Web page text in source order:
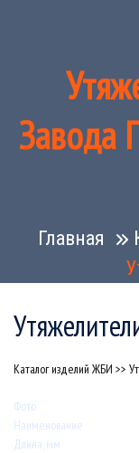
Завода
Главная
Каталог изделий ЖБИ >>
Фото
Наименование
Длина, мм